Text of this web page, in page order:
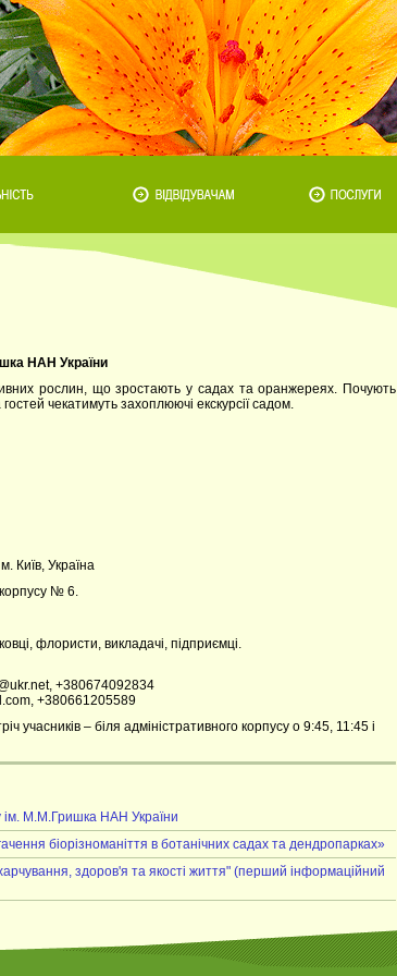
НАН України
рослин, що зростають у садах та оранжереях. Почують
чекатимуть захоплюючі екскурсії садом.
Київ, Україна
№ 6.
флористи, викладачі, підприємці.
+380674092834
+380661205589
– біля адміністративного корпусу о 9:45, 11:45 і
ім. М.М.Гришка НАН України
біорізноманіття в ботанічних садах та дендропарках»
здоров'я та якості життя" (перший інформаційний